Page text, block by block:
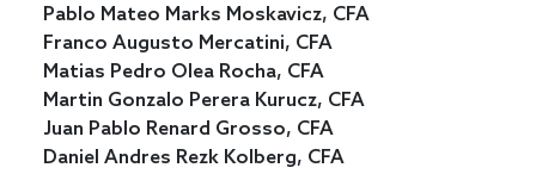
Pablo Mateo Marks Moskavicz, CFA
Franco Augusto Mercatini, CFA
Matias Pedro Olea Rocha, CFA
Martin Gonzalo Perera Kurucz, CFA
Juan Pablo Renard Grosso, CFA
Daniel Andres Rezk Kolberg, CFA